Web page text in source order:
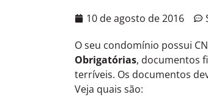
10 de agosto de 2016
O seu condomínio possui
Obrigatórias, documentos
terríveis. Os documentos
Veja quais são: